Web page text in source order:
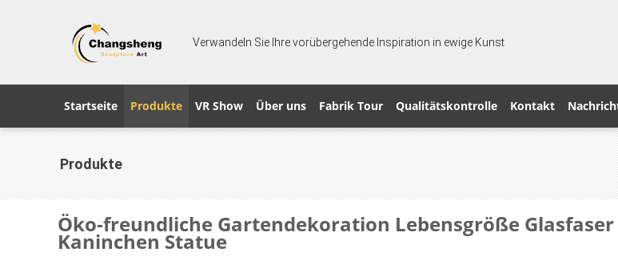
Verwandeln Sie Ihre vorübergehende Inspiration in ewige Kunst
Startseite Produkte VR Show Über uns Fabrik Tour Qualitätskontrolle Kontakt
Produkte
Öko-freundliche Gartendekoration Lebensgröße
Kaninchen Statue